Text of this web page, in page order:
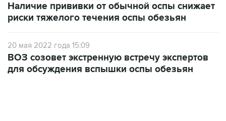
Наличие прививки от обычной оспы снижает
риски тяжелого течения оспы обезьян
20 мая 2022 года 15:09
ВОЗ созовет экстренную встречу экспертов
для обсуждения вспышки оспы обезьян